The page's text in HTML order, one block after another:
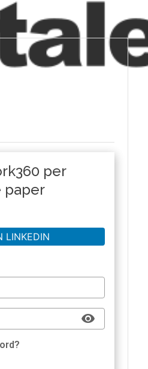
per
paper
LINKEDIN